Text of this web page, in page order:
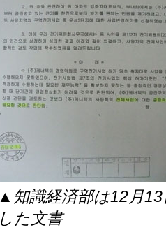
▲知識経済部は12月
した文書